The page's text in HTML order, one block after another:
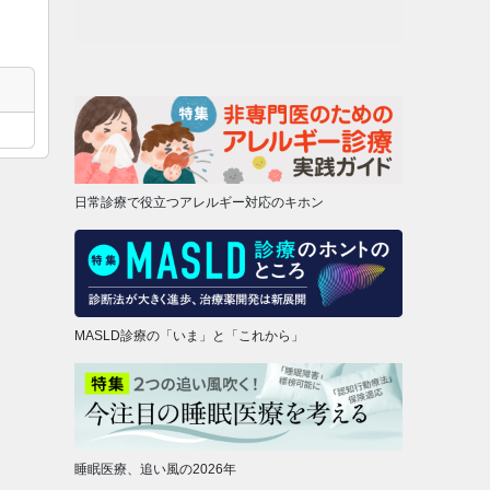
日常診療で役立つアレルギー対応のキホン
MASLD診療の「いま」と「これから」
睡眠医療、追い風の2026年